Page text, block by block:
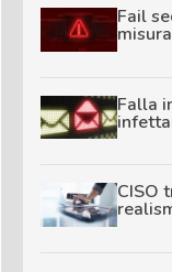
Fail
Falla
CISO